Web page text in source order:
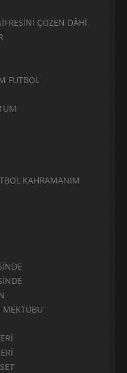
ÇÖZEN DÂHİ
FUTBOL
KAHRAMANIM